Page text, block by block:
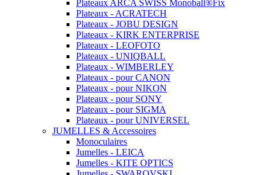
Plateaux ARCA SWISS Monoball®Fix
Plateaux - ACRATECH
Plateaux - JOBU DESIGN
Plateaux - KIRK ENTERPRISE
Plateaux - LEOFOTO
Plateaux - UNIQBALL
Plateaux - WIMBERLEY
Plateaux - pour CANON
Plateaux - pour NIKON
Plateaux - pour SONY
Plateaux - pour SIGMA
Plateaux - pour UNIVERSEL
JUMELLES & Accessoires
Monoculaires
Jumelles - LEICA
Jumelles - KITE OPTICS